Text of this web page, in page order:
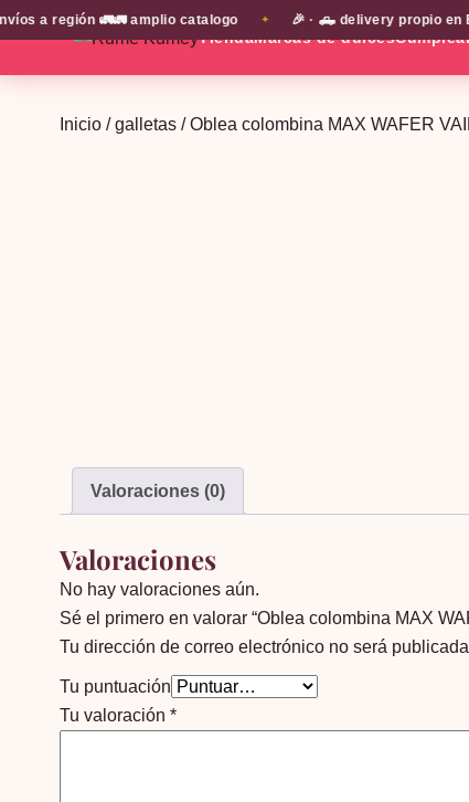
a región 🚛🚛 amplio catalogo ✦ 🎉 · 🛻 delivery propio en EN
TiendaMarcas de dulces
Inicio/galletas/ Oblea colombina MAX WAFER
Valoraciones (0)
Valoraciones
No hay valoraciones aún.
Sé el primero en valorar “Oblea colombina MAX
Tu dirección de correo electrónico no será
Tu puntuación
Tu valoración *